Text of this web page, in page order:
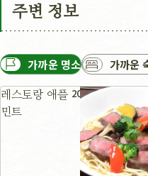
주변 정보
가까운 명소 가까운
레스토랑 애플
민트
20m